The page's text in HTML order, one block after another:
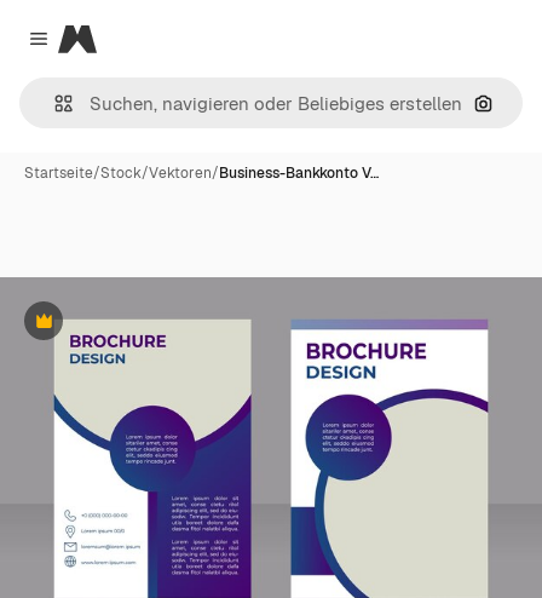
Close menu
Magnific
Nach
Startseite/Stock/Vektoren/Business-Bankkonto V…
Premium